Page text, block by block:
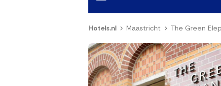
Hotels.nl Maastricht The Green